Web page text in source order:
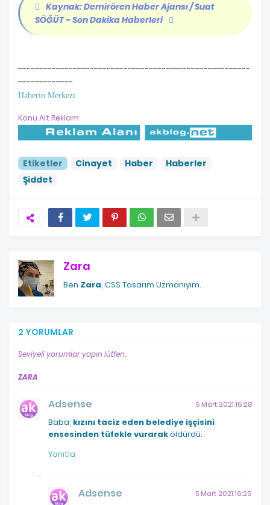
Kaynak: Demirören Haber Ajansı / Suat
SÖĞÜT - Son Dakika Haberleri
-------------------------------------------------------
-------------
Haberin Merkezi
Konu Alt Reklam
Etiketler Cinayet Haber
Haberler
Şiddet
Zara
Ben Zara, CSS Tasarım Uzmanıyım. .
2 YORUMLAR
Seviyeli yorumlar yapın lütfen.
ZARA
Adsense 5 Mart 2021 16:28
Baba, kızını taciz eden belediye işçisini
ensesinden tüfekle vuraraköldürdü.
Yanıtla
Adsense 5 Mart 2021 16:29